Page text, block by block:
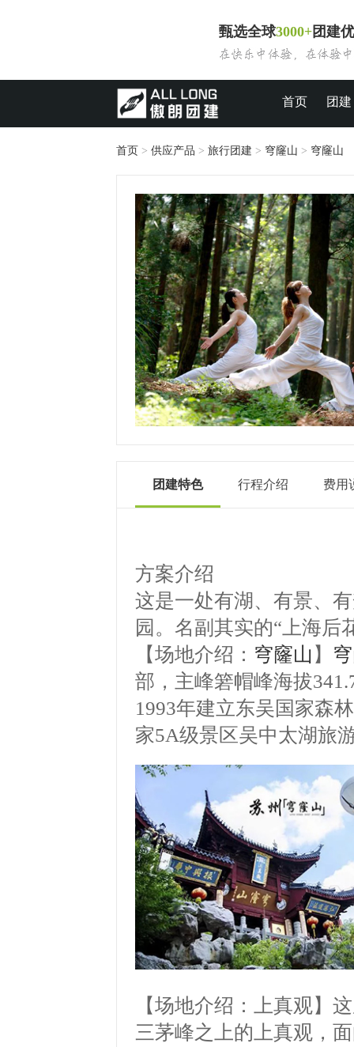
甄选全球3000+团建
首页 团建
首页 > 供应产品 > 旅行团建 > 穹窿山 > 穹窿山
团建特色 行程介绍 费用
方案介绍
这是一处有湖、有景、
园。名副其实的“ 上海后
【场地介绍： 穹窿山 】
部，主峰箬帽峰海拔
1993年建立东吴国家森
家5A级景区吴中太湖旅
【场地介绍：上真观】
三茅峰之上的上真观，